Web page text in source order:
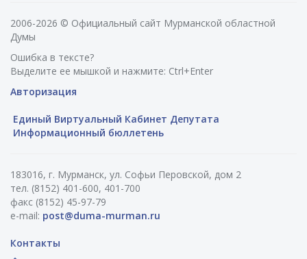
2006-2026 © Официальный сайт Мурманской областной
Думы
Ошибка в тексте?
Выделите ее мышкой и нажмите: Ctrl+Enter
Авторизация
Единый Виртуальный Кабинет Депутата
Информационный бюллетень
183016, г. Мурманск, ул. Софьи Перовской, дом 2
тел. (8152) 401-600, 401-700
факс (8152) 45-97-79
e-mail: post@duma-murman.ru
Контакты